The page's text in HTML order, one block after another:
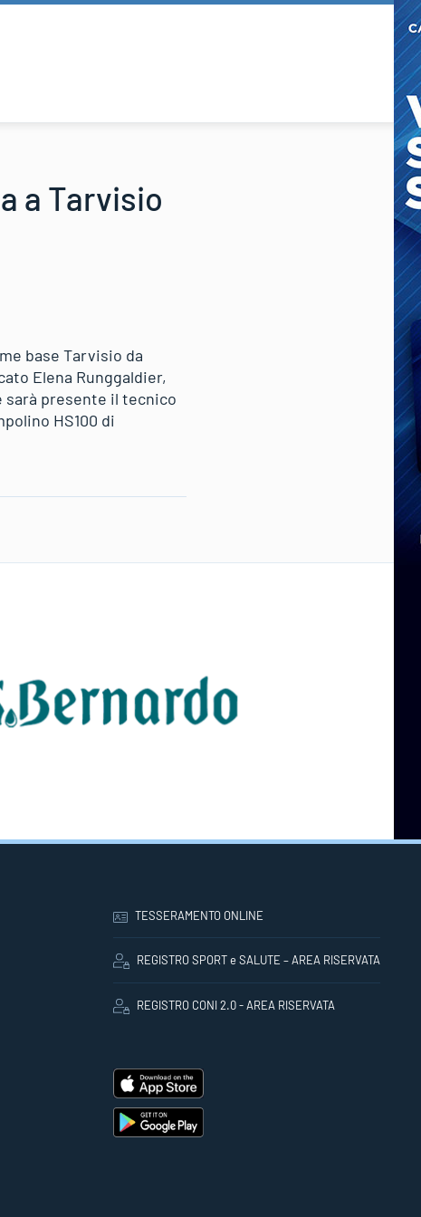
a Tarvisio
base Tarvisio da
Elena Runggaldier,
sarà presente il tecnico
HS100 di
TESSERAMENTO ONLINE
REGISTRO SPORT e SALUTE – AREA RISERVATA
REGISTRO CONI 2.0 - AREA RISERVATA